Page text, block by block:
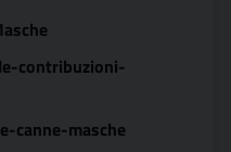
contribuzioni-
canne-masche